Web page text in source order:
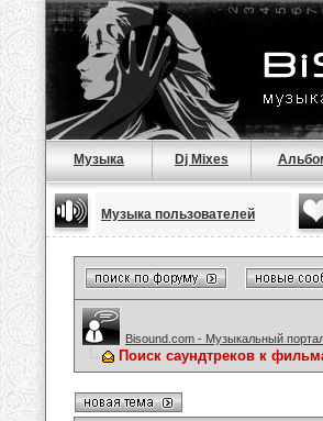
Музыка Dj Mixes
Музыка пользователей
Bisound.com - Музыкальный
Поиск саундтреков к